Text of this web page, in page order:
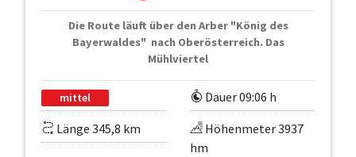
Die Route läuft über den Arber "König des
Bayerwaldes" nach Oberösterreich. Das
Mühlviertel
mittel
Dauer 09:06 h
Länge 345,8 km
Höhenmeter 3937
hm